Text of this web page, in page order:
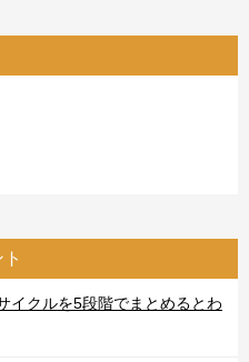
イクルを5段階でまとめるとわ